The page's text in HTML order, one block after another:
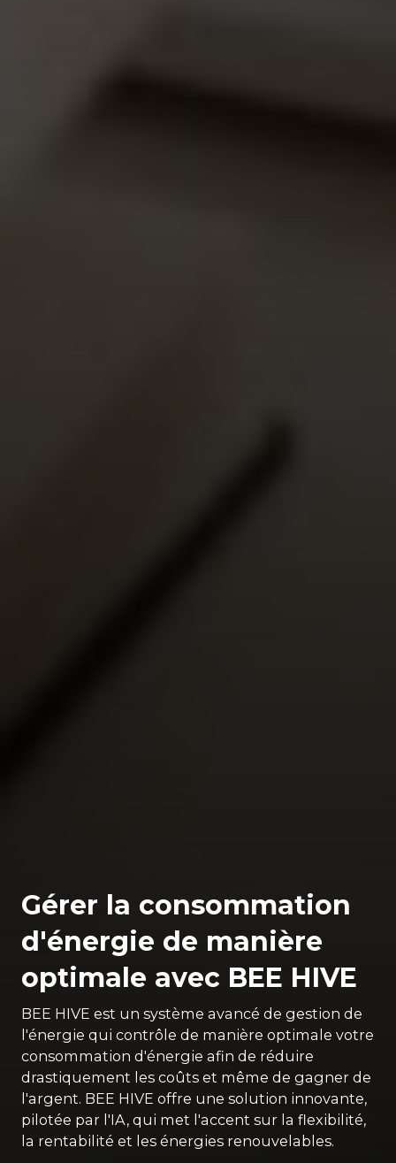
Gérer la consommation
d'énergie de manière
optimale avec BEE HIVE
BEE HIVE est un système avancé de gestion de
l'énergie qui contrôle de manière optimale votre
consommation d'énergie afin de réduire
drastiquement les coûts et même de gagner de
l'argent. BEE HIVE offre une solution innovante,
pilotée par l'IA, qui met l'accent sur la flexibilité,
la rentabilité et les énergies renouvelables.